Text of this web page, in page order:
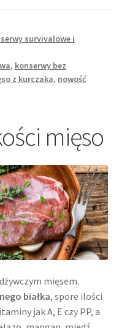
survivalowe i
, konserwy bez
z kurczaka, nowość
mięso
mięsem.
białka, spore ilości
jak A, E czy PP, a